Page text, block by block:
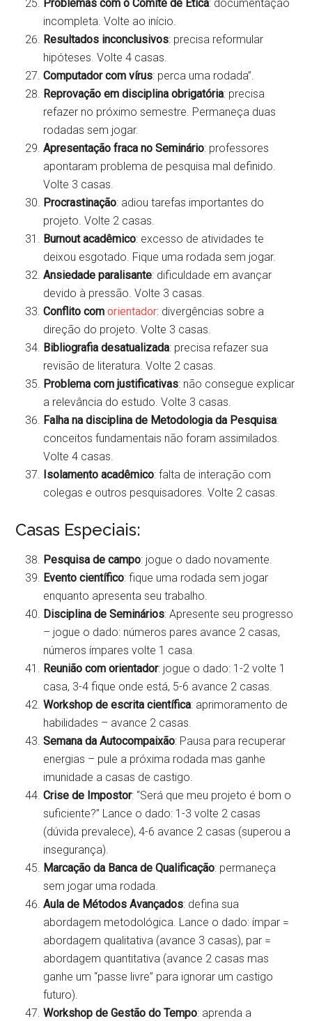
Problemas com o Comitê de Ética: documentação
incompleta. Volte ao início.
Resultados inconclusivos: precisa reformular
hipóteses. Volte 4 casas.
Computador com vírus: perca uma rodada”.
Reprovação em disciplina obrigatória: precisa
refazer no próximo semestre. Permaneça duas
rodadas sem jogar.
Apresentação fraca no Seminário: professores
apontaram problema de pesquisa mal definido.
Volte 3 casas.
Procrastinação: adiou tarefas importantes do
projeto. Volte 2 casas.
Burnout acadêmico: excesso de atividades te
deixou esgotado. Fique uma rodada sem jogar.
Ansiedade paralisante: dificuldade em avançar
devido à pressão. Volte 3 casas.
Conflito comorientador: divergências sobre a
direção do projeto. Volte 3 casas.
Bibliografia desatualizada: precisa refazer sua
revisão de literatura. Volte 2 casas.
Problema com justificativas: não consegue explicar
a relevância do estudo. Volte 3 casas.
Falha na disciplina de Metodologia da Pesquisa:
conceitos fundamentais não foram assimilados.
Volte 4 casas.
Isolamento acadêmico: falta de interação com
colegas e outros pesquisadores. Volte 2 casas.
Casas Especiais:
Pesquisa de campo: jogue o dado novamente.
Evento científico: fique uma rodada sem jogar
enquanto apresenta seu trabalho.
Disciplina de Seminários: Apresente seu progresso
– jogue o dado: números pares avance 2 casas,
números ímpares volte 1 casa.
Reunião com orientador: jogue o dado: 1-2 volte 1
casa, 3-4 fique onde está, 5-6 avance 2 casas.
Workshop de escrita científica: aprimoramento de
habilidades – avance 2 casas.
Semana da Autocompaixão: Pausa para recuperar
energias – pule a próxima rodada mas ganhe
imunidade a casas de castigo.
Crise de Impostor: “Será que meu projeto é bom o
suficiente?” Lance o dado: 1-3 volte 2 casas
(dúvida prevalece), 4-6 avance 2 casas (superou a
insegurança).
Marcação da Banca de Qualificação: permaneça
sem jogar uma rodada.
Aula de Métodos Avançados: defina sua
abordagem metodológica. Lance o dado: ímpar =
abordagem qualitativa (avance 3 casas), par =
abordagem quantitativa (avance 2 casas mas
ganhe um “passe livre” para ignorar um castigo
futuro).
Workshop de Gestão do Tempo: aprenda a